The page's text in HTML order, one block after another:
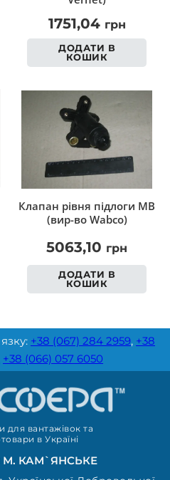
1751,04 грн
ДОДАТИ В
КОШИК
Клапан рівня підлоги MB
(вир-во Wabco)
5063,10 грн
ДОДАТИ В
КОШИК
+38 (067) 284 2959, +38
+38 (066) 057 6050
для вантажівок та
в Україні
М. КАМ`ЯНСЬКЕ